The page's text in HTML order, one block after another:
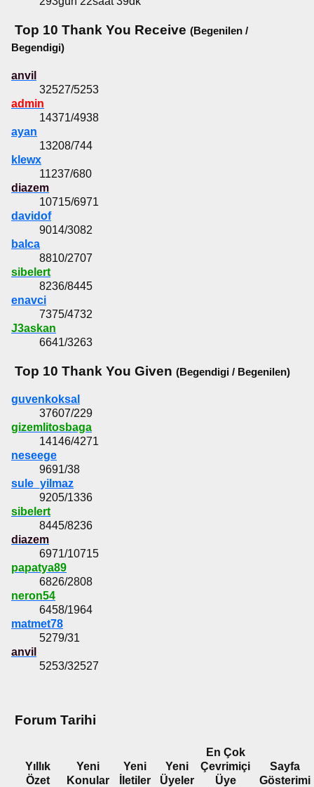
Top 10 Thank You Receive (Begenilen /
Begendigi)
anvil
32527/5253
admin
14371/4938
ayan
13208/744
klewx
11237/680
diazem
10715/6971
davidof
9014/3082
balca
8810/2707
sibelert
8236/8445
enavci
7375/4732
J3askan
6641/3263
Top 10 Thank You Given (Begendigi / Begenilen)
guvenkoksal
37607/229
gizemlitosbaga
14146/4271
neseege
9691/38
sule_yilmaz
9205/1336
sibelert
8445/8236
diazem
6971/10715
papatya89
6826/2808
neron54
6458/1964
matmet78
5279/31
anvil
5253/32527
Forum Tarihi
Yıllık
Özet
Yeni
Konular
Yeni
İletiler
Yeni
Üyeler
En Çok
Çevrimiçi
Üye
Sayfa
Gösterimi